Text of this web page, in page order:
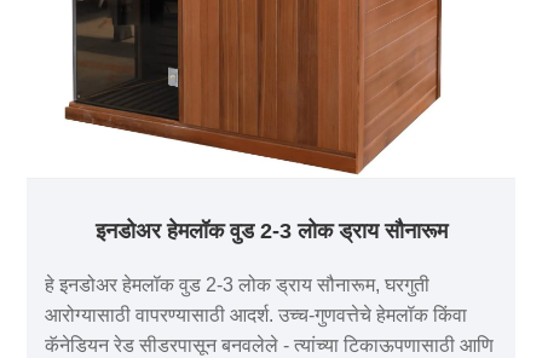
इनडोअर हेमलॉक वुड 2-3 लोक ड्राय सौनारूम
हे इनडोअर हेमलॉक वुड 2-3 लोक ड्राय सौनारूम, घरगुती
आरोग्यासाठी वापरण्यासाठी आदर्श. उच्च-गुणवत्तेचे हेमलॉक किंवा
कॅनेडियन रेड सीडरपासून बनवलेले - त्यांच्या टिकाऊपणासाठी आणि